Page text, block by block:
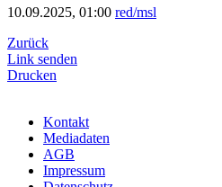
10.09.2025, 01:00 red/msl
Zurück
Link senden
Drucken
Kontakt
Mediadaten
AGB
Impressum